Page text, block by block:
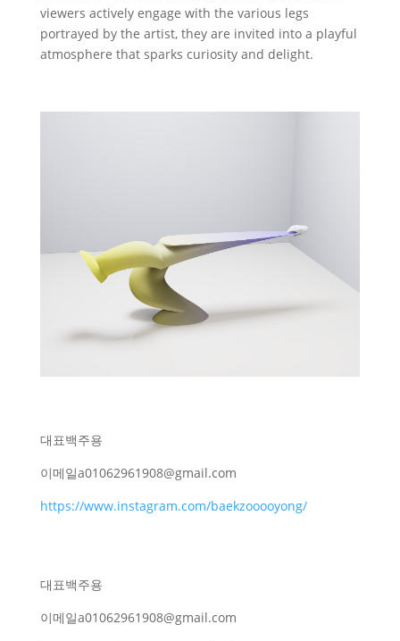
viewers actively engage with the various legs
portrayed by the artist, they are invited into a playful
atmosphere that sparks curiosity and delight.
대표백주용
이메일a01062961908@gmail.com
https://www.instagram.com/baekzooooyong/
대표백주용
이메일a01062961908@gmail.com